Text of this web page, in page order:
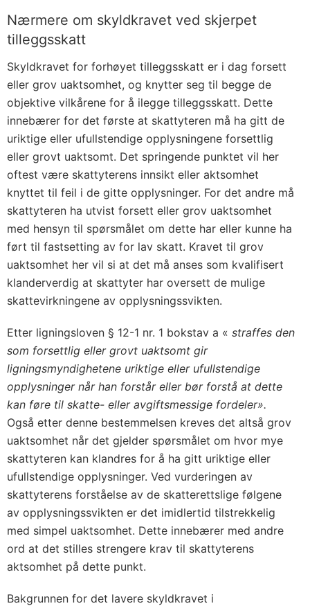
Nærmere om skyldkravet ved skjerpet
tilleggsskatt
Skyldkravet for forhøyet tilleggsskatt er i dag forsett
eller grov uaktsomhet, og knytter seg til begge de
objektive vilkårene for å ilegge tilleggsskatt. Dette
innebærer for det første at skattyteren må ha gitt de
uriktige eller ufullstendige opplysningene forsettlig
eller grovt uaktsomt. Det springende punktet vil her
oftest være skattyterens innsikt eller aktsomhet
knyttet til feil i de gitte opplysninger. For det andre må
skattyteren ha utvist forsett eller grov uaktsomhet
med hensyn til spørsmålet om dette har eller kunne ha
ført til fastsetting av for lav skatt. Kravet til grov
uaktsomhet her vil si at det må anses som kvalifisert
klanderverdig at skattyter har oversett de mulige
skattevirkningene av opplysningssvikten.
Etter ligningsloven § 12-1 nr. 1 bokstav a « straffes den
som forsettlig eller grovt uaktsomt gir
ligningsmyndighetene uriktige eller ufullstendige
opplysninger når han forstår eller bør forstå at dette
kan føre til skatte- eller avgiftsmessige fordeler».
Også etter denne bestemmelsen kreves det altså grov
uaktsomhet når det gjelder spørsmålet om hvor mye
skattyteren kan klandres for å ha gitt uriktige eller
ufullstendige opplysninger. Ved vurderingen av
skattyterens forståelse av de skatterettslige følgene
av opplysningssvikten er det imidlertid tilstrekkelig
med simpel uaktsomhet. Dette innebærer med andre
ord at det stilles strengere krav til skattyterens
aktsomhet på dette punkt.
Bakgrunnen for det lavere skyldkravet i